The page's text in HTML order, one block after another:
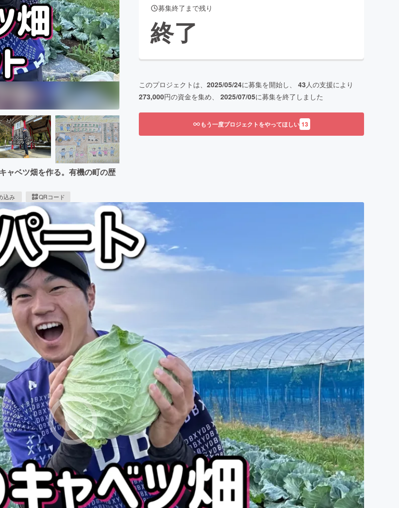
for Social GoodCAMPFIRE Creation
CAMPFIREふるさと納税machi-yaコミュニティ
ャベツ畑を作る。有機の町の歴
込み QRコード
募集終了まで残り
終了
このプロジェクトは、 2025/05/24に募集を開始し、 43人の支援により
273,000円の資金を集め、 2025/07/05に募集を終了しました
もう一度プロジェクトをやってほしい 13